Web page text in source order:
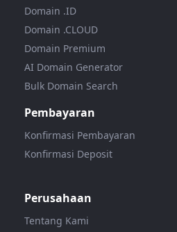
Domain .ID
Domain .CLOUD
Domain Premium
AI Domain Generator
Bulk Domain Search
Pembayaran
Konfirmasi Pembayaran
Konfirmasi Deposit
Perusahaan
Tentang Kami